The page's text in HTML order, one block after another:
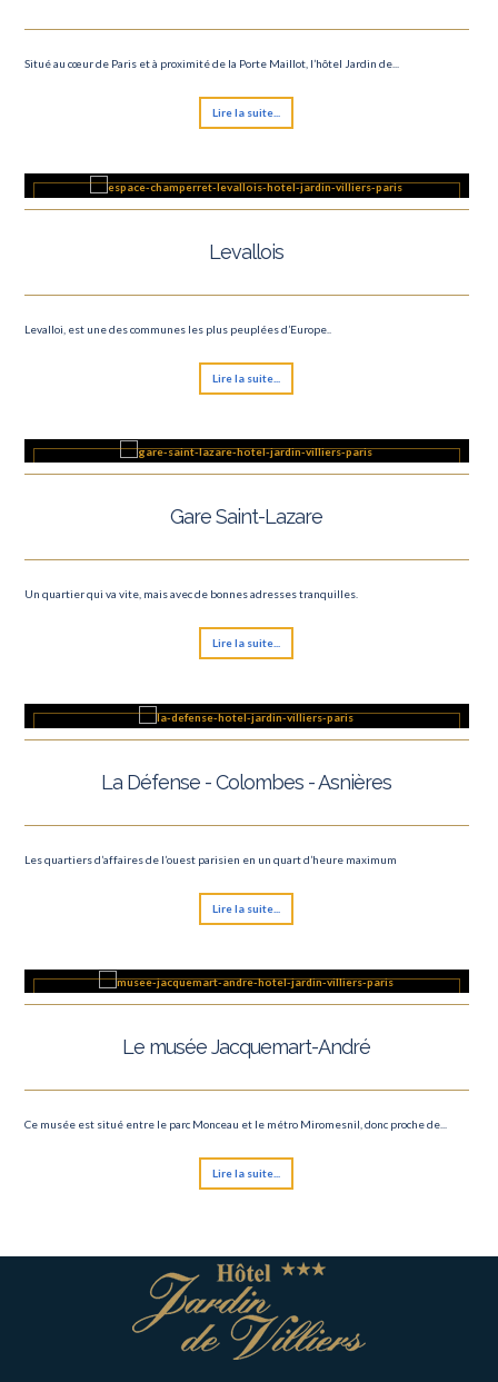
Situé au cœur de Paris et à proximité de la Porte Maillot, l’hôtel Jardin de...
Lire la suite...
Levallois
Levalloi, est une des communes les plus peuplées d’Europe..
Lire la suite...
Gare Saint-Lazare
Un quartier qui va vite, mais avec de bonnes adresses tranquilles.
Lire la suite...
La Défense - Colombes - Asnières
Les quartiers d’affaires de l’ouest parisien en un quart d’heure maximum
Lire la suite...
Le musée Jacquemart-André
Ce musée est situé entre le parc Monceau et le métro Miromesnil, donc proche de...
Lire la suite...